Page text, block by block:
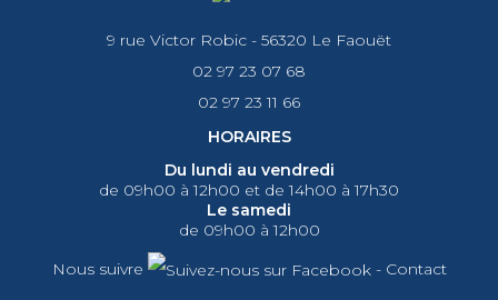
9 rue Victor Robic - 56320 Le Faouët
02 97 23 07 68
02 97 23 11 66
HORAIRES
Du lundi au vendredi
de 09h00 à 12h00 et de 14h00 à 17h30
Le samedi
de 09h00 à 12h00
Nous suivre
- Contact